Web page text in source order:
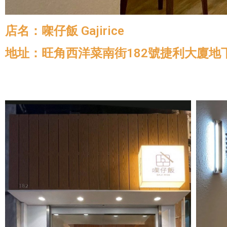
店名：㗎仔飯 Gajirice
地址：旺角西洋菜南街182號捷利大廈地